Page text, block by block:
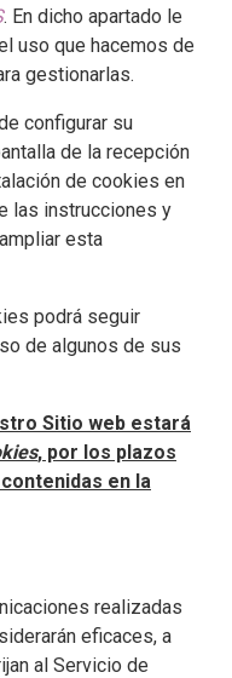
. En dicho apartado le
uso que hacemos de
gestionarlas.
configurar su
de la recepción
de cookies en
las instrucciones y
esta
podrá seguir
de algunos de sus
Sitio web estará
, por los plazos
en la
realizadas
eficaces, a
al Servicio de